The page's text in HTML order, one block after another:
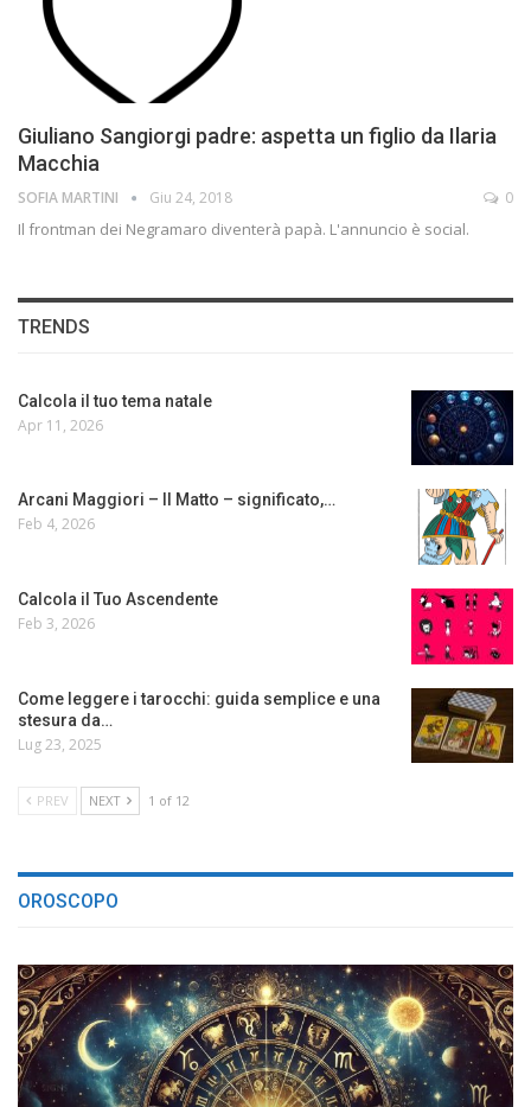
Giuliano Sangiorgi padre: aspetta un figlio da Ilaria
Macchia
SOFIA MARTINI Giu 24, 2018 0
Il frontman dei Negramaro diventerà papà. L'annuncio è social.
TRENDS
Calcola il tuo tema natale
Apr 11, 2026
Arcani Maggiori – Il Matto – significato,…
Feb 4, 2026
Calcola il Tuo Ascendente
Feb 3, 2026
Come leggere i tarocchi: guida semplice e una
stesura da…
Lug 23, 2025
PREV NEXT 1 of 12
OROSCOPO